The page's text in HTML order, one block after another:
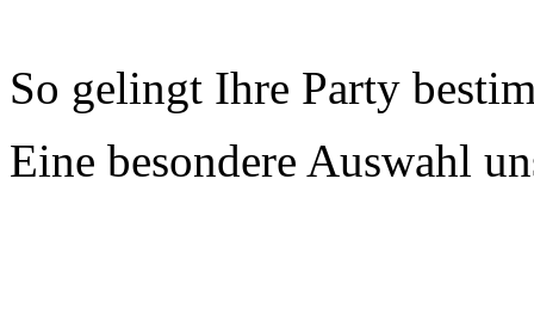
So gelingt Ihre Party
Eine besondere Auswahl